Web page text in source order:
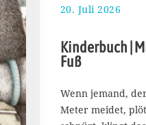
20. Juli 2026
u
s
t
2
Kinderbuch |
Fuß
Wenn jemand,
Meter meidet,